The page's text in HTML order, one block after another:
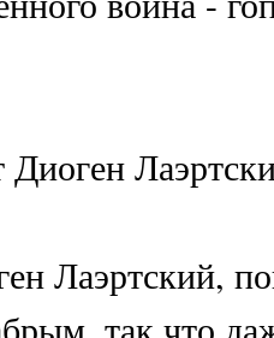
Диоген
Лаэртский,
так что